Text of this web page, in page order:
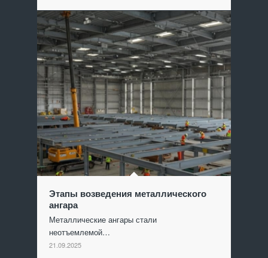
Этапы возведения металлического
ангара
Металлические ангары стали
неотъемлемой…
21.09.2025